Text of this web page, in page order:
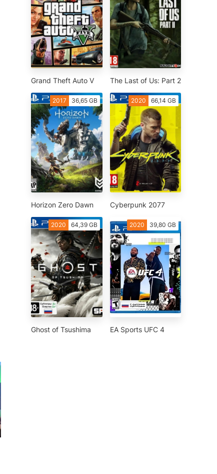
Grand Theft Auto V The Last of Us: Part 2
2017 36,65 GB
Horizon Zero Dawn
2020 66,14 GB
Cyberpunk 2077
2020 64,39 GB
Ghost of Tsushima
2020 39,80 GB
EA Sports UFC 4